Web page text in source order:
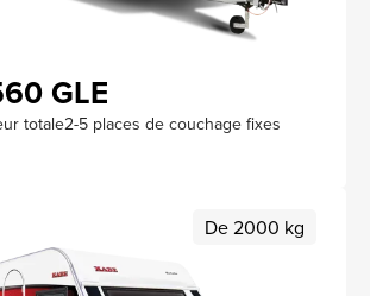
GLE
totale2-5 places de couchage fixes
De 2000 kg